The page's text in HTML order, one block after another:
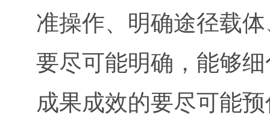
准操作、明确途径载
要尽可能明确，能够
成果成效的要尽可能